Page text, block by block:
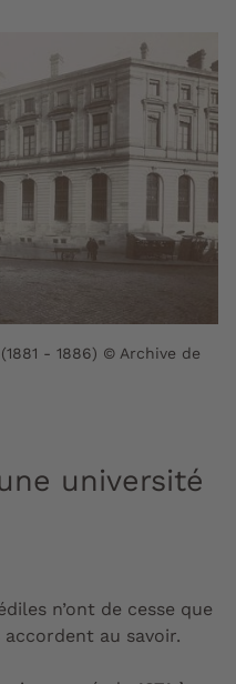
- 1886) © Archive de
université
n’ont de cesse que
au savoir.